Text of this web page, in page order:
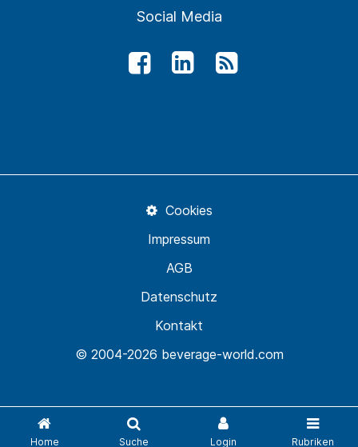
Home Suche Login Rubriken
Social Media
© 2004-2026 beverage-world.com
Kontakt
Datenschutz
AGB
Impressum
Cookies